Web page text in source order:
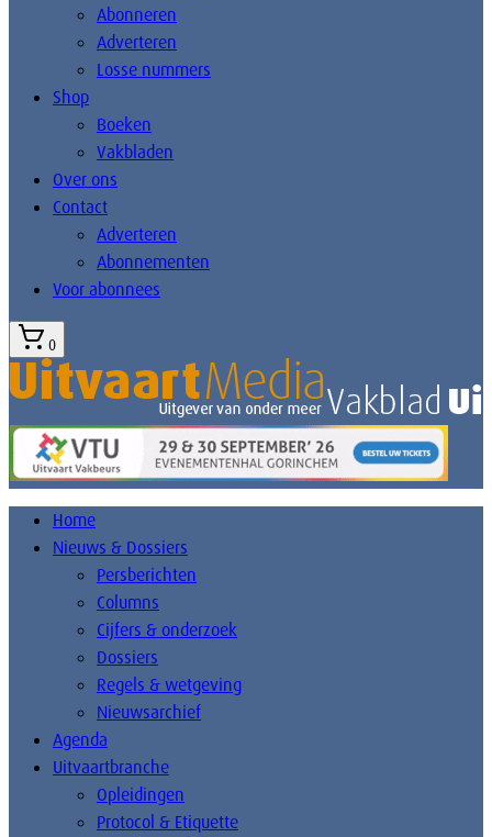
Abonneren
Adverteren
Losse nummers
Shop
Boeken
Vakbladen
Over ons
Contact
Adverteren
Abonnementen
Voor abonnees
0
Home
Nieuws & Dossiers
Persberichten
Columns
Cijfers & onderzoek
Dossiers
Regels & wetgeving
Nieuwsarchief
Agenda
Uitvaartbranche
Opleidingen
Protocol & Etiquette